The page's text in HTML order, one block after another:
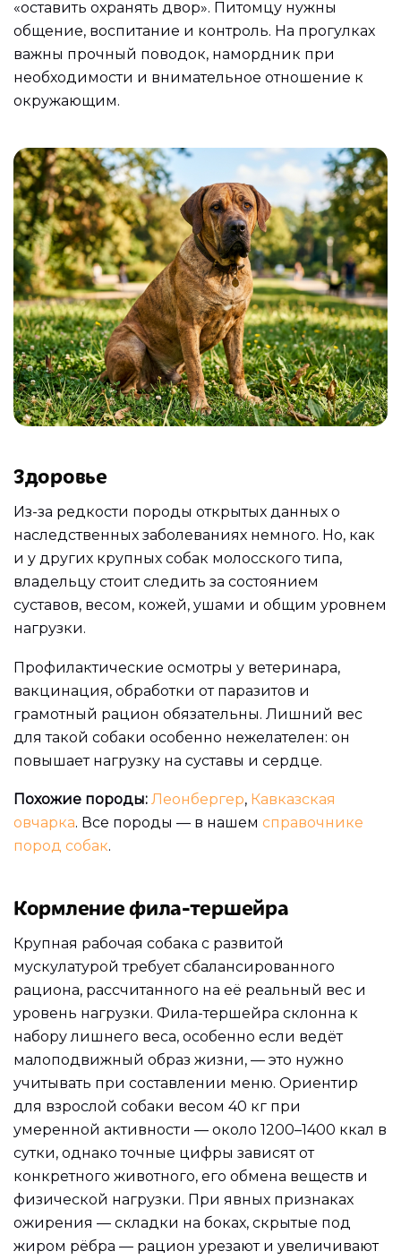
«оставить охранять двор». Питомцу нужны
общение, воспитание и контроль. На прогулках
важны прочный поводок, намордник при
необходимости и внимательное отношение к
окружающим.
Здоровье
Из-за редкости породы открытых данных о
наследственных заболеваниях немного. Но, как
и у других крупных собак молосского типа,
владельцу стоит следить за состоянием
суставов, весом, кожей, ушами и общим уровнем
нагрузки.
Профилактические осмотры у ветеринара,
вакцинация, обработки от паразитов и
грамотный рацион обязательны. Лишний вес
для такой собаки особенно нежелателен: он
повышает нагрузку на суставы и сердце.
Похожие породы: Леонбергер, Кавказская
овчарка. Все породы — в нашем справочнике
пород собак.
Кормление фила-тершейра
Крупная рабочая собака с развитой
мускулатурой требует сбалансированного
рациона, рассчитанного на её реальный вес и
уровень нагрузки. Фила-тершейра склонна к
набору лишнего веса, особенно если ведёт
малоподвижный образ жизни, — это нужно
учитывать при составлении меню. Ориентир
для взрослой собаки весом 40 кг при
умеренной активности — около 1200–1400 ккал в
сутки, однако точные цифры зависят от
конкретного животного, его обмена веществ и
физической нагрузки. При явных признаках
ожирения — складки на боках, скрытые под
жиром рёбра — рацион урезают и увеличивают